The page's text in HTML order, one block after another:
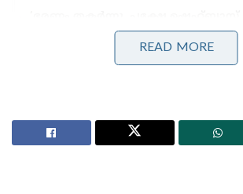
അഞ്ചുകൊല്ലവും ഭരിക്കും!’:
‘2,530 കിലോമീറ്റർ കടൽപാത
ഞെട്ടിച്ച ആ സംഭവം. മുംബൈ
READ MORE